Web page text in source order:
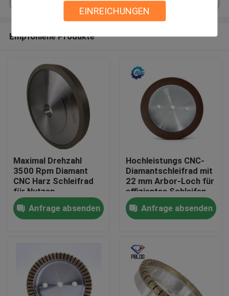
EINREICHUNGEN
Produkte
Über uns
Empfohlene Produkte
Maximal Drehzahl
3500 Rpm Diamant
CNC Harz Schleifrad
für Nutzen
Anfrage absenden
Hochleistungs CNC-
Diamantschleifrad mit
22 mm Arbor-Loch für
effizientes Schleifen
Anfrage absenden